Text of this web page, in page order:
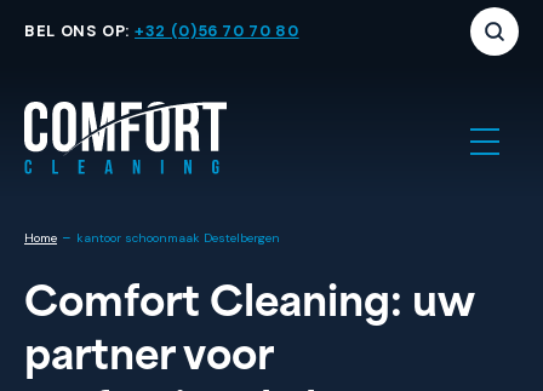
BEL ONS OP: +32 (0)56 70 70 80
Home - kantoor schoonmaak Destelbergen
Comfort Cleaning: uw
partner voor